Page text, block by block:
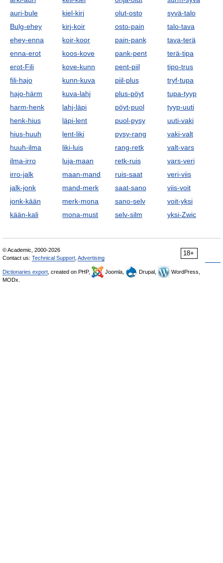
auri-bule
Bulg-ehey
ehey-enna
enna-erot
erot-Fili
fili-hajo
hajo-härm
harm-henk
henk-hius
hius-huuh
huuh-ilma
ilma-irro
irro-jalk
jalk-jonk
jonk-kään
kään-kali
kiel-kirj
kirj-koir
koir-koor
koos-kove
kove-kunn
kunn-kuva
kuva-lahj
lahj-läpi
läpi-lent
lent-liki
liki-luis
luja-maan
maan-mand
mand-merk
merk-mona
mona-must
olut-osto
osto-pain
pain-pank
pank-pent
pent-piil
piil-plus
plus-pöyt
pöyt-puol
puol-pysy
pysy-rang
rang-retk
retk-ruis
ruis-saat
saat-sano
sano-selv
selv-silm
syvä-talo
talo-tava
tava-terä
terä-tipa
tipo-trus
tryf-tupa
tupa-tyyp
tyyp-uuti
uuti-vaki
vaki-valt
valt-vars
vars-veri
veri-viis
viis-voit
voit-yksi
yksi-Zwic
18+
© Academic, 2000-2026
Contact us: Technical Support Advertising
Dictionaries export , created on PHP, Joomla, Drupal,
WordPress,
MODx.